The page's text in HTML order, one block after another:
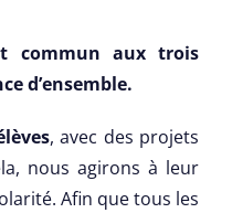
commun aux trois
d’ensemble.
, avec des projets
nous agirons à leur
Afin que tous les